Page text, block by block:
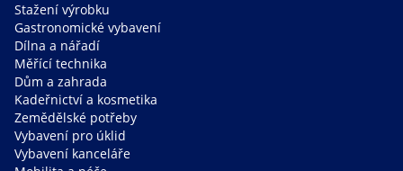
Stažení výrobku
Gastronomické vybavení
Dílna a nářadí
Měřící technika
Dům a zahrada
Kadeřnictví a kosmetika
Zemědělské potřeby
Vybavení pro úklid
Vybavení kanceláře